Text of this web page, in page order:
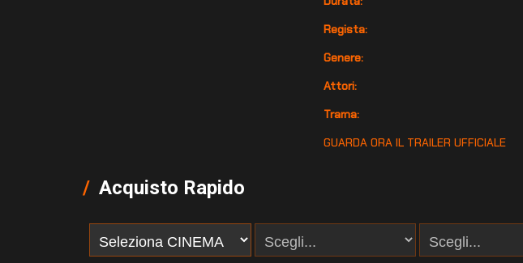
Regista:
Genere:
Attori:
Trama:
GUARDA ORA IL TRAILER UFFICIALE
Acquisto Rapido